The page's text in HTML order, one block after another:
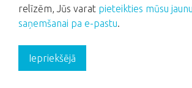
relīzēm, Jūs varat pieteikties mūsu
saņemšanai pa e-pastu.
Iepriekšējā